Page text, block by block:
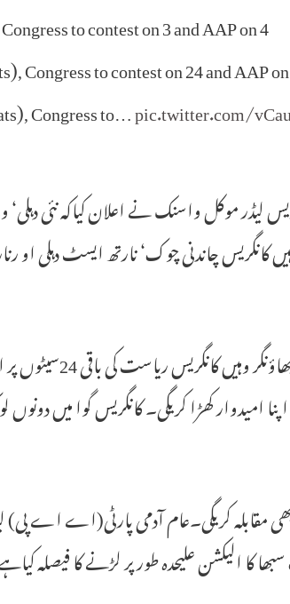
to contest on 3 and AAP on 4
Congress to contest on 24 and AAP
Congress to…pic.twitter.com/
موکل واسنک نے اعلان کیاکہ نئی دہلی‘
چاندنی چوک‘ نارتھ ایسٹ دہلی او
انہوں نے کہاکہ ”گجرات میں اے اے
امیدوار کھڑا کریگی۔ کانگریس گوا میں
مقابلہ کریگی۔عام آدمی پارٹی(اے اے
الیکشن علیحدہ طور پر لڑنے کا فیصلہ